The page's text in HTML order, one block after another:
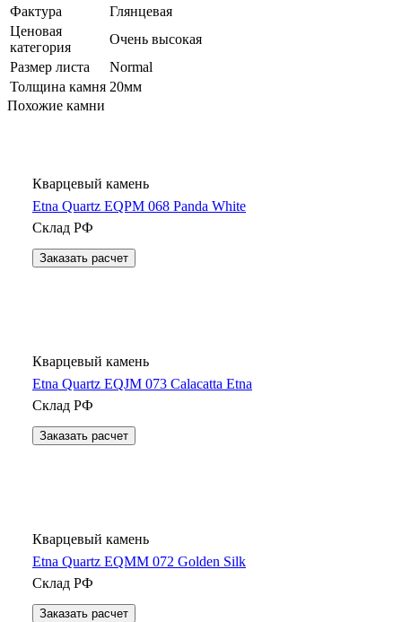
Фактура
Глянцевая
Ценовая
категория
Очень высокая
Размер листа
Normal
Толщина камня 20мм
Похожие камни
Кварцевый камень
Etna Quartz EQPM 068 Panda White
Склад РФ
Заказать расчет
Кварцевый камень
Etna Quartz EQJM 073 Calacatta Etna
Склад РФ
Заказать расчет
Кварцевый камень
Etna Quartz EQMM 072 Golden Silk
Склад РФ
Заказать расчет